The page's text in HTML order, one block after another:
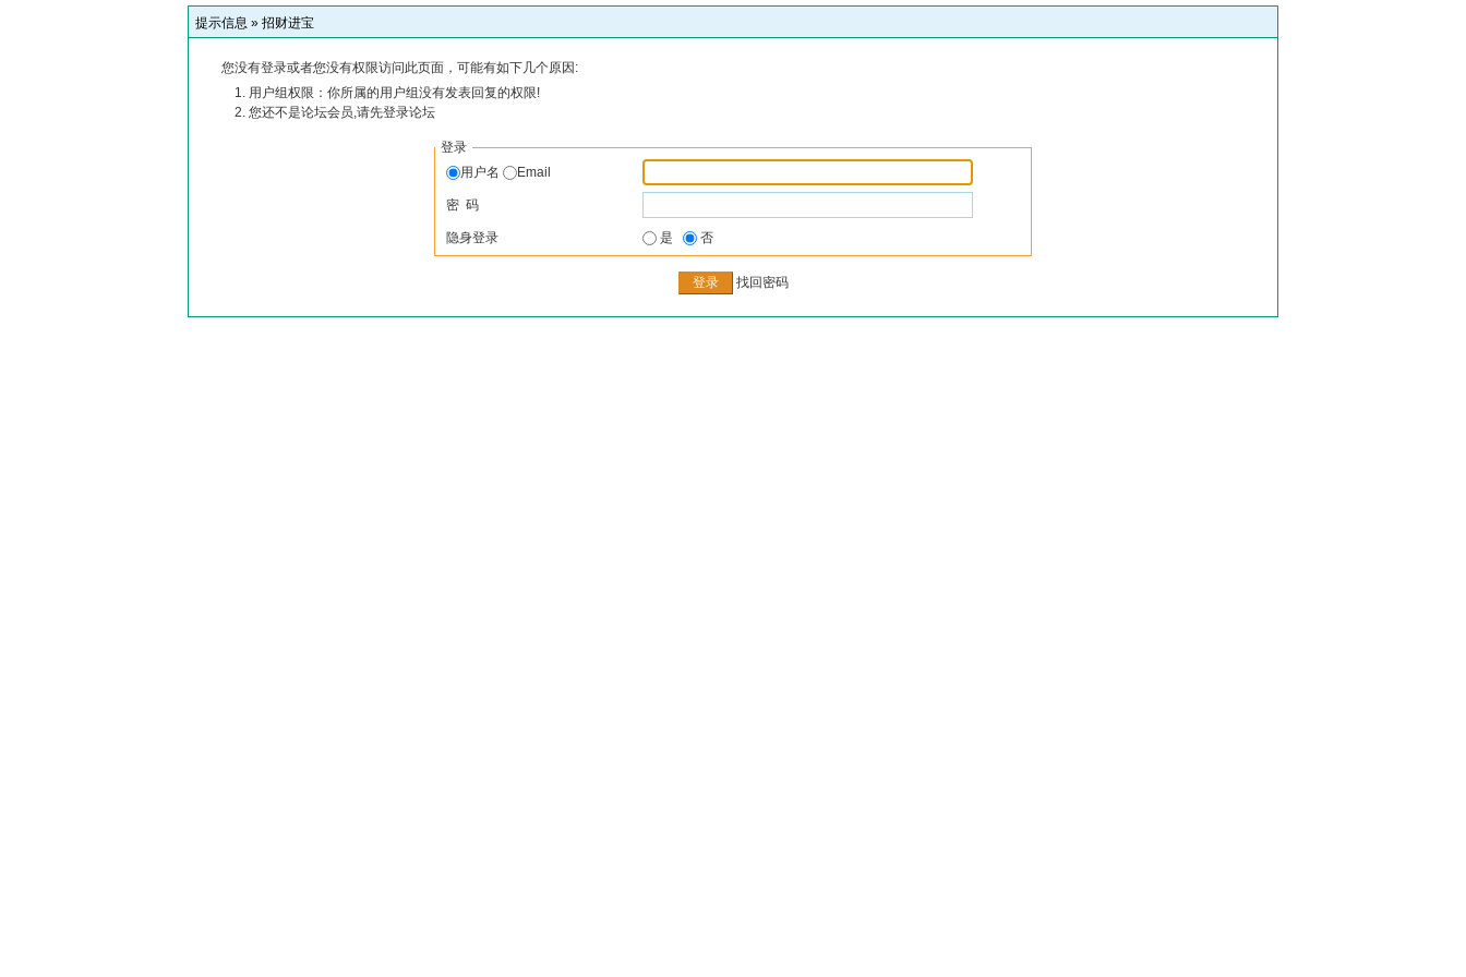
提示信息 » 招财进宝
您没有登录或者您没有权限访问此页面，可能有如下几个原因:
用户组权限：你所属的用户组没有发表回复的权限!
您还不是论坛会员,请先登录论坛
登录
用户名
Email
密 码
隐身登录 是 否
找回密码